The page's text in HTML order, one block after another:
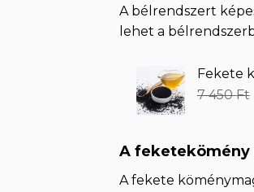
A bélrendszert
lehet a
Fekete
7 450Ft
A feketekömény
A fekete